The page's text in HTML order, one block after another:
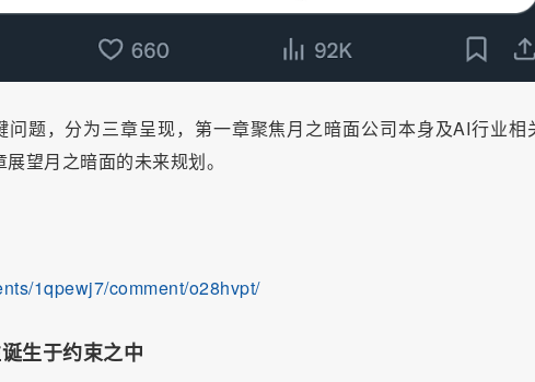
题，分为三章呈现，第一章聚焦月之暗面公司本身及AI行业相
望月之暗面的未来规划。
1qpewj7/comment/o28hvpt/
生于约束之中